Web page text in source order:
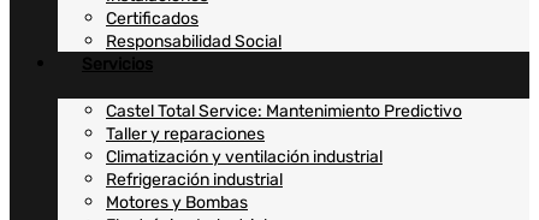
Certificados
Responsabilidad Social
Servicios
Castel Total Service: Mantenimiento Predictivo
Taller y reparaciones
Climatización y ventilación industrial
Refrigeración industrial
Motores y Bombas